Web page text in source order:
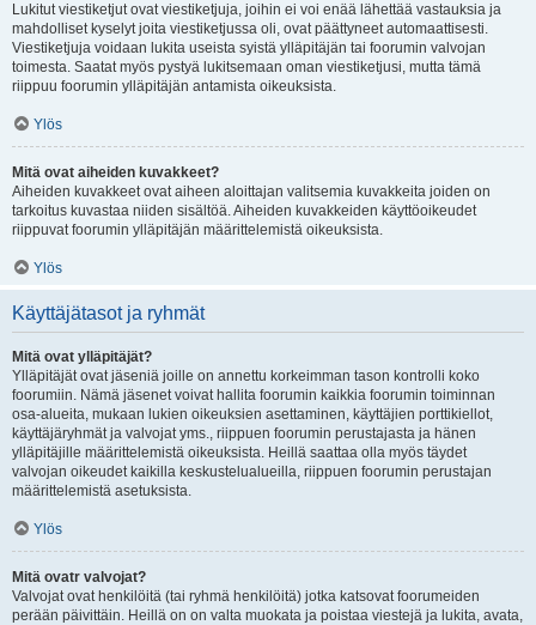
Lukitut viestiketjut ovat viestiketjuja, joihin ei voi enää lähettää vastauksia ja
mahdolliset kyselyt joita viestiketjussa oli, ovat päättyneet automaattisesti.
Viestiketjuja voidaan lukita useista syistä ylläpitäjän tai foorumin valvojan
toimesta. Saatat myös pystyä lukitsemaan oman viestiketjusi, mutta tämä
riippuu foorumin ylläpitäjän antamista oikeuksista.
Ylös
Mitä ovat aiheiden kuvakkeet?
Aiheiden kuvakkeet ovat aiheen aloittajan valitsemia kuvakkeita joiden on
tarkoitus kuvastaa niiden sisältöä. Aiheiden kuvakkeiden käyttöoikeudet
riippuvat foorumin ylläpitäjän määrittelemistä oikeuksista.
Ylös
Käyttäjätasot ja ryhmät
Mitä ovat ylläpitäjät?
Ylläpitäjät ovat jäseniä joille on annettu korkeimman tason kontrolli koko
foorumiin. Nämä jäsenet voivat hallita foorumin kaikkia foorumin toiminnan
osa-alueita, mukaan lukien oikeuksien asettaminen, käyttäjien porttikiellot,
käyttäjäryhmät ja valvojat yms., riippuen foorumin perustajasta ja hänen
ylläpitäjille määrittelemistä oikeuksista. Heillä saattaa olla myös täydet
valvojan oikeudet kaikilla keskustelualueilla, riippuen foorumin perustajan
määrittelemistä asetuksista.
Ylös
Mitä ovatr valvojat?
Valvojat ovat henkilöitä (tai ryhmä henkilöitä) jotka katsovat foorumeiden
perään päivittäin. Heillä on on valta muokata ja poistaa viestejä ja lukita, avata,